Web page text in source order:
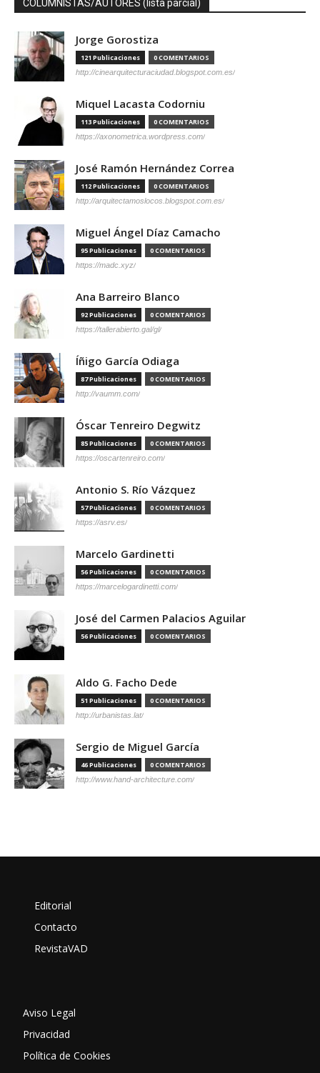
COLUMNISTAS/AUTORES (lista parcial)
Jorge Gorostiza
121 Publicaciones 0 COMENTARIOS
http://cinearquitecturaciudad.blogspot.com.es/
Miquel Lacasta Codorniu
113 Publicaciones 0 COMENTARIOS
https://axonometrica.wordpress.com/
José Ramón Hernández Correa
112 Publicaciones 0 COMENTARIOS
http://arquitectamoslocos.blogspot.com.es/
Miguel Ángel Díaz Camacho
95 Publicaciones 0 COMENTARIOS
https://madc.xyz/
Ana Barreiro Blanco
92 Publicaciones 0 COMENTARIOS
https://tallerabierto.gal/gl/
Íñigo García Odiaga
87 Publicaciones 0 COMENTARIOS
http://vaumm.com/
Óscar Tenreiro Degwitz
85 Publicaciones 0 COMENTARIOS
https://oscartenreiro.com/
Antonio S. Río Vázquez
57 Publicaciones 0 COMENTARIOS
https://asrv.es/
Marcelo Gardinetti
56 Publicaciones 0 COMENTARIOS
https://marcelogardinetti.com/
José del Carmen Palacios Aguilar
56 Publicaciones 0 COMENTARIOS
Aldo G. Facho Dede
51 Publicaciones 0 COMENTARIOS
http://urbanistas.lat/
Sergio de Miguel García
46 Publicaciones 0 COMENTARIOS
http://www.hand-architecture.com/
Editorial
Contacto
RevistaVAD
Aviso Legal
Privacidad
Política de Cookies